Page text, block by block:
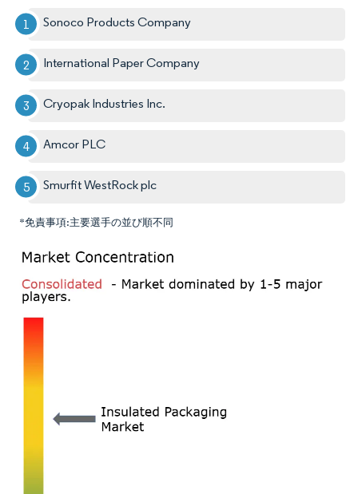
Sonoco Products Company
International Paper Company
Cryopak Industries Inc.
Amcor PLC
Smurfit WestRock plc
*免責事項:主要選手の並び順不同